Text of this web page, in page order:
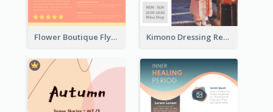
Flower Boutique Flyer Kimono Dressing Rental In Japan Poster